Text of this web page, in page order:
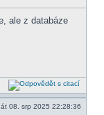
ale z databáze
08. srp 2025 22:28:36